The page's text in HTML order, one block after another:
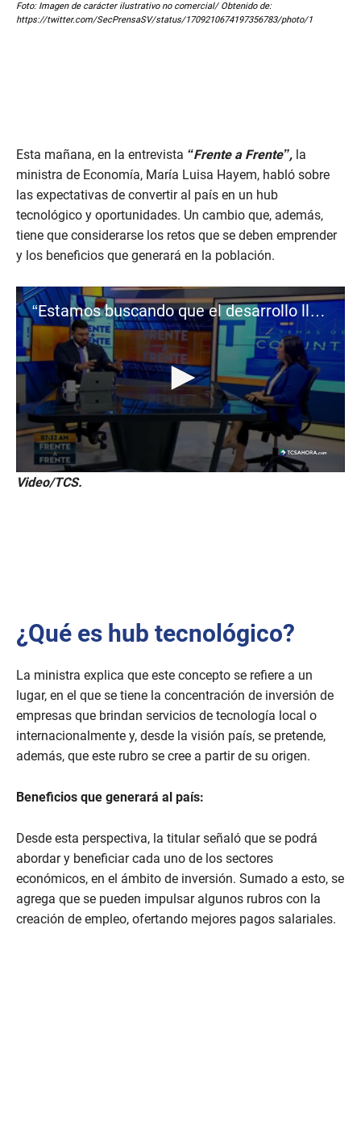
Foto: Imagen de carácter ilustrativo no comercial/ Obtenido de:
https://twitter.com/SecPrensaSV/status/1709210674197356783/photo/1
Esta mañana, en la entrevista “Frente a Frente”, la
ministra de Economía, María Luisa Hayem, habló sobre
las expectativas de convertir al país en un hub
tecnológico y oportunidades. Un cambio que, además,
tiene que considerarse los retos que se deben emprender
y los beneficios que generará en la población.
“Estamos buscando que el desarrollo llegue hasta el último rincón”: Ministra de Economía
0
s
s
e
o
n
d
s
Video/TCS.
¿Qué es hub tecnológico?
La ministra explica que este concepto se refiere a un
lugar, en el que se tiene la concentración de inversión de
empresas que brindan servicios de tecnología local o
internacionalmente y, desde la visión país, se pretende,
además, que este rubro se cree a partir de su origen.
Beneficios que generará al país:
Desde esta perspectiva, la titular señaló que se podrá
abordar y beneficiar cada uno de los sectores
económicos, en el ámbito de inversión. Sumado a esto, se
agrega que se pueden impulsar algunos rubros con la
creación de empleo, ofertando mejores pagos salariales.